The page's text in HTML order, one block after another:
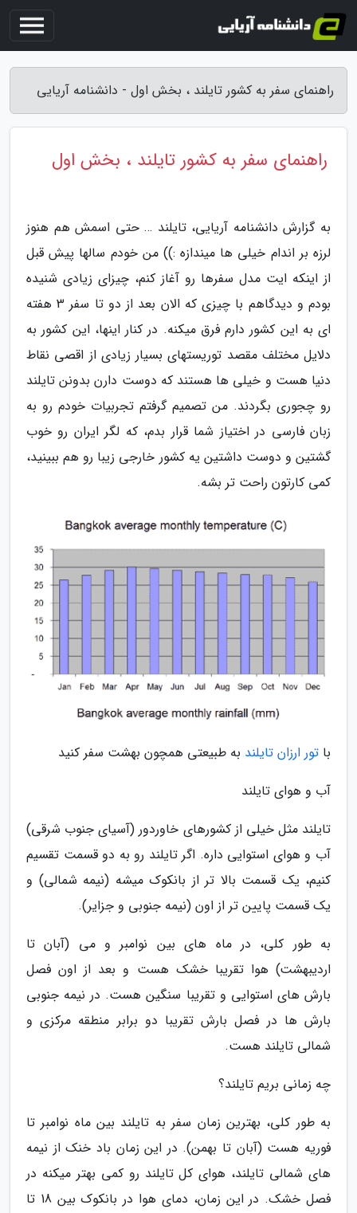
راهنمای سفر به کشور تایلند ، بخش اول - دانشنامه آریایی
راهنمای سفر به کشور تایلند ، بخش اول
به گزارش دانشنامه آریایی، تایلند … حتی اسمش هم هنوز
لرزه بر اندام خیلی ها میندازه :)) من خودم سالها پیش قبل
از اینکه ایت مدل سفرها رو آغاز کنم، چیزای زیادی شنیده
بودم و دیدگاهم با چیزی که الان بعد از دو تا سفر 3 هفته
ای به این کشور دارم فرق میکنه. در کنار اینها، این کشور به
دلایل مختلف مقصد توریستهای بسیار زیادی از اقصی نقاط
دنیا هست و خیلی ها هستند که دوست دارن بدونن تایلند
رو چجوری بگردند. من تصمیم گرفتم تجربیات خودم رو به
زبان فارسی در اختیاز شما قرار بدم، که لگر ایران رو خوب
گشتین و دوست داشتین یه کشور خارجی زیبا رو هم ببینید،
کمی کارتون راحت تر بشه.
با تور ارزان تایلند به طبیعتی همچون بهشت سفر کنید
آب و هوای تایلند
تایلند مثل خیلی از کشورهای خاوردور (آسیای جنوب شرقی)
آب و هوای استوایی داره. اگر تایلند رو به دو قسمت تقسیم
کنیم، یک قسمت بالا تر از بانکوک میشه (نیمه شمالی) و
یک قسمت پایین تر از اون (نیمه جنوبی و جزایر).
به طور کلی، در ماه های بین نوامبر و می (آبان تا
اردیبهشت) هوا تقریبا خشک هست و بعد از اون فصل
بارش های استوایی و تقریبا سنگین هست. در نیمه جنوبی
بارش ها در فصل بارش تقریبا دو برابر منطقه مرکزی و
شمالی تایلند هست.
چه زمانی بریم تایلند؟
به طور کلی، بهترین زمان سفر به تایلند بین ماه نوامبر تا
فوریه هست (آبان تا بهمن). در این زمان باد خنک از نیمه
های شمالی تایلند، هوای کل تایلند رو کمی بهتر میکنه در
فصل خشک. در این زمان، دمای هوا در بانکوک بین 18 تا